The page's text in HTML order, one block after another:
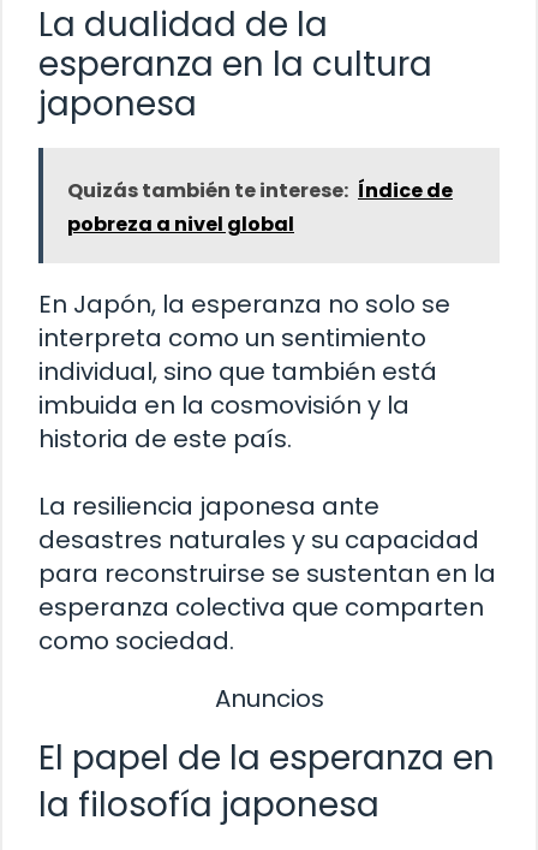
La dualidad de la
esperanza en la cultura
japonesa
Quizás también te interese: Índice de
pobreza a nivel global
En Japón, la esperanza no solo se
interpreta como un sentimiento
individual, sino que también está
imbuida en la cosmovisión y la
historia de este país.
La resiliencia japonesa ante
desastres naturales y su capacidad
para reconstruirse se sustentan en la
esperanza colectiva que comparten
como sociedad.
Anuncios
El papel de la esperanza en
la filosofía japonesa